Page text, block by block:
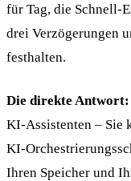
für Tag, die Schnell-
drei Verzögerungen
festhalten.
Die direkte Antwort:
KI-Assistenten – Sie
KI-
Ihren Speicher und